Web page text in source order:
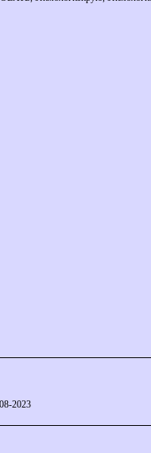
2023